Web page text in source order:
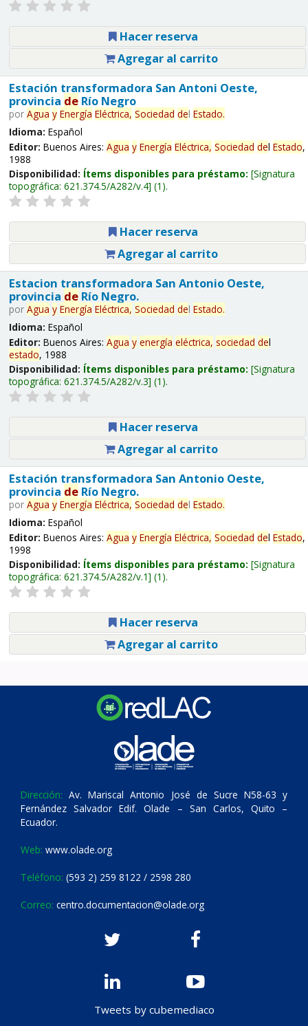
Hacer reserva
Agregar al carrito
Estación transformadora San Antoni Oeste,
provincia deRío Negro
por Agua y Energía Eléctrica, Sociedad del Estado.
Idioma: Español
Editor: Buenos Aires: Agua y Energía Eléctrica, Sociedad del Estado,
1988
Disponibilidad: Ítems disponibles para préstamo: Signatura
topográfica: 621.374.5/A282/v.4 (1).
Hacer reserva
Agregar al carrito
Estacion transformadora San Antonio Oeste,
provincia deRío Negro.
por Agua y Energía Eléctrica, Sociedad del Estado.
Idioma: Español
Editor: Buenos Aires: Agua y energía eléctrica, sociedad del
estado, 1988
Disponibilidad: Ítems disponibles para préstamo: Signatura
topográfica: 621.374.5/A282/v.3 (1).
Hacer reserva
Agregar al carrito
Estación transformadora San Antonio Oeste,
provincia deRío Negro.
por Agua y Energía Eléctrica, Sociedad del Estado.
Idioma: Español
Editor: Buenos Aires: Agua y Energía Eléctrica, Sociedad del Estado,
1998
Disponibilidad: Ítems disponibles para préstamo: Signatura
topográfica: 621.374.5/A282/v.1 (1).
Hacer reserva
Agregar al carrito
Dirección: Av. Mariscal Antonio José de Sucre N58-63 y
Fernández Salvador Edif. Olade – San Carlos, Quito –
Ecuador.
Web: www.olade.org
Teléfono: (593 2) 259 8122 / 2598 280
Correo: centro.documentacion@olade.org
Tweets by cubemediaco